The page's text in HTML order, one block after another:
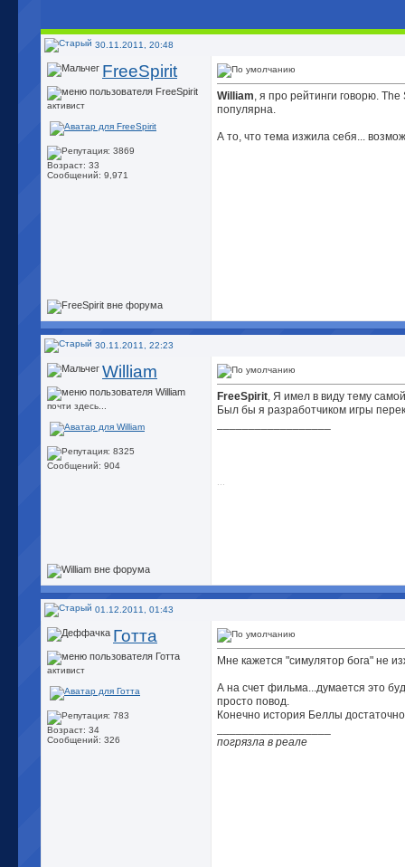
30.11.2011, 20:48
FreeSpirit
активист
Возраст: 33
Сообщений: 9,971
William, я про рейтинги говорю. The
популярна.
А то, что тема изжила себя...
30.11.2011, 22:23
William
почти здесь...
Сообщений: 904
FreeSpirit, Я имел в виду тему
Был бы я разработчиком игры
01.12.2011, 01:43
Готта
активист
Возраст: 34
Сообщений: 326
Мне кажется "симулятор бога" не
А на счет фильма...думается это
просто повод.
Конечно история Беллы
погрязла в реале